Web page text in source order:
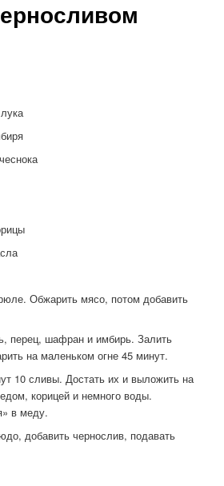
Обжарить мясо, потом добавить
перец, шафран и имбирь. Залить
на маленьком огне 45 минут.
10 сливы. Достать их и выложить на
корицей и немного воды.
в меду.
добавить чернослив, подавать